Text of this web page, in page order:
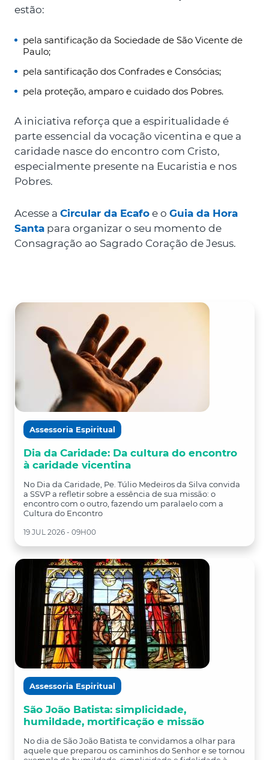
estão:
pela santificação da Sociedade de São Vicente de
Paulo;
pela santificação dos Confrades e Consócias;
pela proteção, amparo e cuidado dos Pobres.
A iniciativa reforça que a espiritualidade é
parte essencial da vocação vicentina e que a
caridade nasce do encontro com Cristo,
especialmente presente na Eucaristia e nos
Pobres.
Acesse a Circular da Ecafo e o Guia da Hora
Santa para organizar o seu momento de
Consagração ao Sagrado Coração de Jesus.
Assessoria Espiritual
Dia da Caridade: Da cultura do encontro
à caridade vicentina
No Dia da Caridade, Pe. Túlio Medeiros da Silva convida
a SSVP a refletir sobre a essência de sua missão: o
encontro com o outro, fazendo um paralaelo com a
Cultura do Encontro
19 JUL 2026 - 09H00
Assessoria Espiritual
São João Batista: simplicidade,
humildade, mortificação e missão
No dia de São João Batista te convidamos a olhar para
aquele que preparou os caminhos do Senhor e se tornou